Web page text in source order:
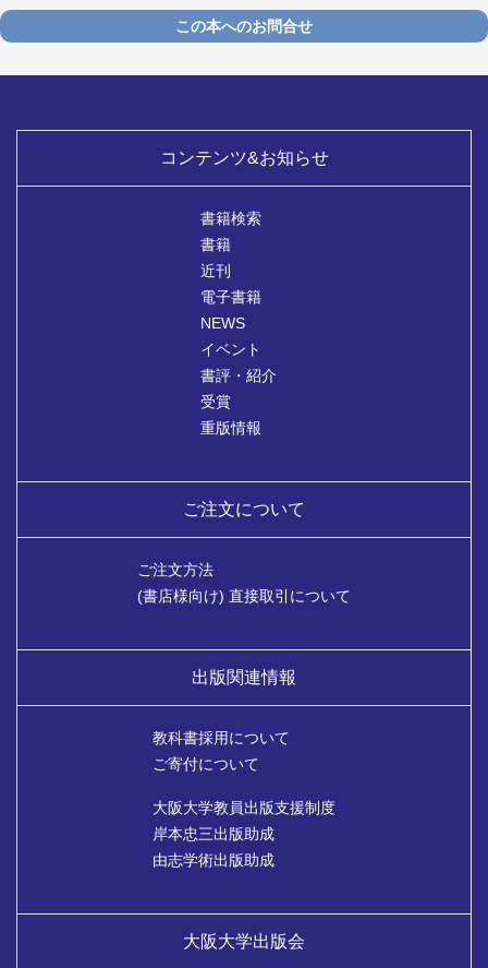
この本へのお問合せ
コンテンツ&お知らせ
書籍検索
書籍
近刊
電子書籍
NEWS
イベント
書評・紹介
受賞
重版情報
ご注文について
ご注文方法
(書店様向け) 直接取引について
出版関連情報
教科書採用について
ご寄付について
大阪大学教員出版支援制度
岸本忠三出版助成
由志学術出版助成
大阪大学出版会